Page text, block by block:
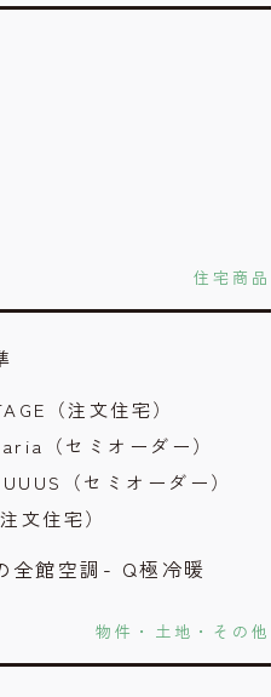
住宅商品
（注文住宅）
（セミオーダー）
（セミオーダー）
文住宅）
全館空調- Q極冷暖
物件・土地・その他